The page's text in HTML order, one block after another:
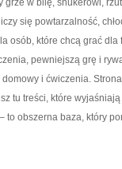
grze w bilę, snukerowi,
się powtarzalność,
osób, które chcą grać
pewniejszą grę i
i ćwiczenia.
tu treści, które
to obszerna baza, który